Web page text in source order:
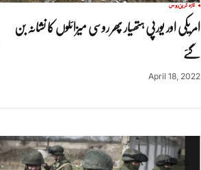
تازہ ترینروس
امریکی اور یورپی ہتھیار پھر روسی میزائلوں کا نشانہ بن
گئے
April 18, 2022